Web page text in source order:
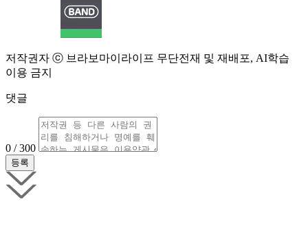
저작권자 ⓒ 브라보마이라이프 무단전재 및 재배포, AI학습
이용 금지
댓글
0 / 300